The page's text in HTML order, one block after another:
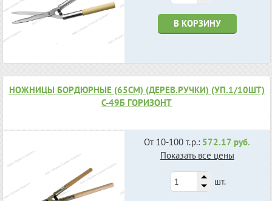
В КОРЗИНУ
НОЖНИЦЫ БОРДЮРНЫЕ (65СМ) (ДЕРЕВ.РУЧКИ) (УП.1/10ШТ)
С-49Б ГОРИЗОНТ
От 10-100 т.р.: 572.17 руб.
Показать все цены
шт.